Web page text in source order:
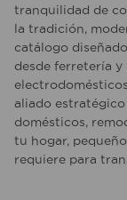
tranquilidad de
la tradición,
catálogo
desde ferretería
aliado
domésticos,
tu hogar,
requiere para